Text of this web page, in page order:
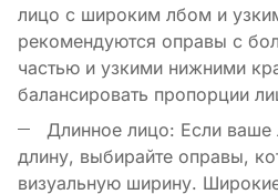
лицо с широким лбом и
рекомендуются оправы с
частью и узкими нижними
балансировать пропорции
Длинное лицо: Если ваше
длину, выбирайте оправы,
визуальную ширину.